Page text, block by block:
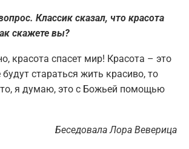
Классик сказал, что красота
скажете вы?
красота спасет мир! Красота – это
будут стараться жить красиво, то
то, я думаю, это с Божьей помощью
Беседовала Лора Веверица